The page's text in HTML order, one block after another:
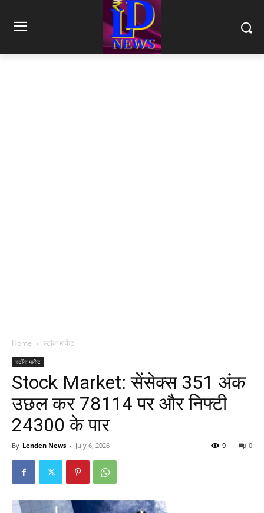
Home स्टॉक मार्केट
स्टॉक मार्केट
Stock Market: सेंसेक्स 351 अंक
उछल कर 78114 पर और निफ्टी
24300 के पार
By Lenden News - July 6, 2026 0
9